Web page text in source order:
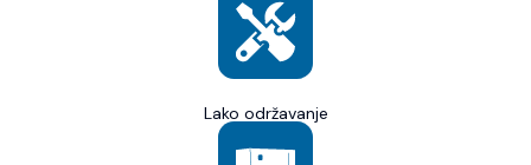
Lako održavanje